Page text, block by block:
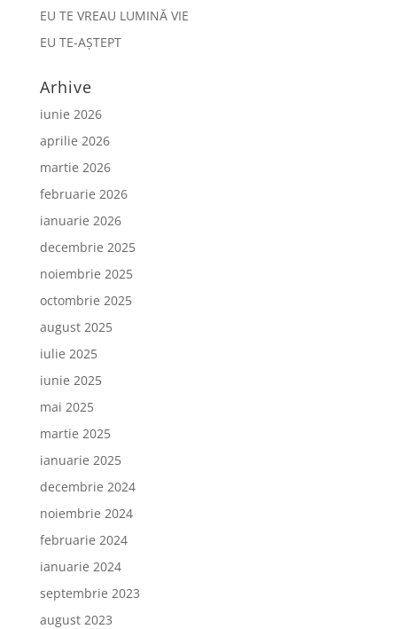
EU TE VREAU LUMINĂ VIE
EU TE-AȘTEPT
Arhive
iunie 2026
aprilie 2026
martie 2026
februarie 2026
ianuarie 2026
decembrie 2025
noiembrie 2025
octombrie 2025
august 2025
iulie 2025
iunie 2025
mai 2025
martie 2025
ianuarie 2025
decembrie 2024
noiembrie 2024
februarie 2024
ianuarie 2024
septembrie 2023
august 2023